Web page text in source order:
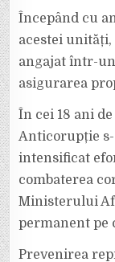
Începând cu
acestei
angajat într-
asigurarea
În cei 18 ani
Anticorupție
intensificat
combaterea
Ministerului
permanent pe
Prevenirea